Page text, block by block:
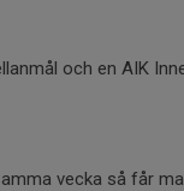
och en AIK
vecka så får